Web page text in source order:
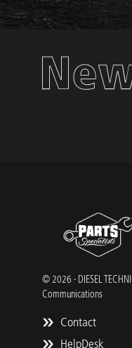
© 2026 · DIESEL
Communications
Contact
HelpDesk